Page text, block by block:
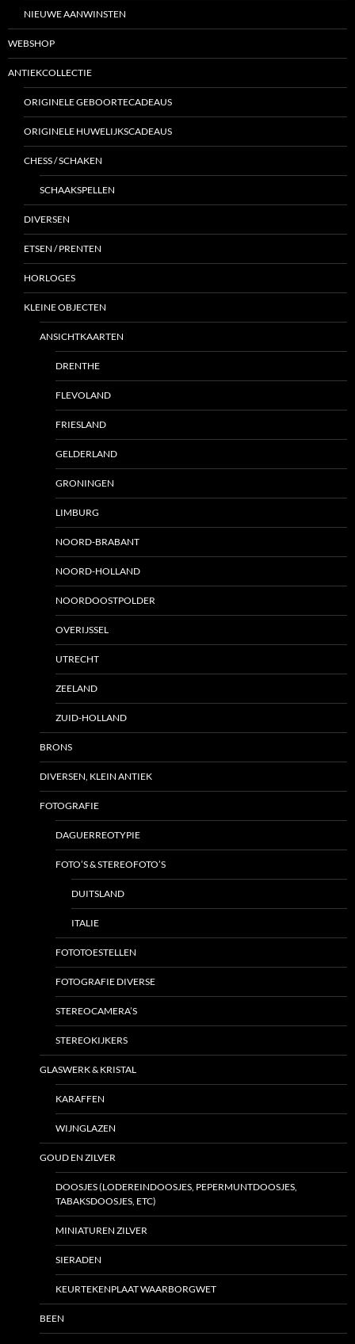
NIEUWE AANWINSTEN
WEBSHOP
ANTIEKCOLLECTIE
ORIGINELE GEBOORTECADEAUS
ORIGINELE HUWELIJKSCADEAUS
CHESS / SCHAKEN
SCHAAKSPELLEN
DIVERSEN
ETSEN / PRENTEN
HORLOGES
KLEINE OBJECTEN
ANSICHTKAARTEN
DRENTHE
FLEVOLAND
FRIESLAND
GELDERLAND
GRONINGEN
LIMBURG
NOORD-BRABANT
NOORD-HOLLAND
NOORDOOSTPOLDER
OVERIJSSEL
UTRECHT
ZEELAND
ZUID-HOLLAND
BRONS
DIVERSEN, KLEIN ANTIEK
FOTOGRAFIE
DAGUERREOTYPIE
FOTO’S & STEREOFOTO’S
DUITSLAND
ITALIE
FOTOTOESTELLEN
FOTOGRAFIE DIVERSE
STEREOCAMERA’S
STEREOKIJKERS
GLASWERK & KRISTAL
KARAFFEN
WIJNGLAZEN
GOUD EN ZILVER
DOOSJES (LODEREINDOOSJES, PEPERMUNTDOOSJES,
TABAKSDOOSJES, ETC)
MINIATUREN ZILVER
SIERADEN
KEURTEKENPLAAT WAARBORGWET
BEEN